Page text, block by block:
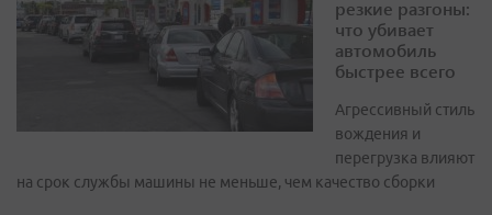
резкие разгоны:
что убивает
автомобиль
быстрее всего
Агрессивный стиль
вождения и
перегрузка влияют
на срок службы машины не меньше, чем качество сборки